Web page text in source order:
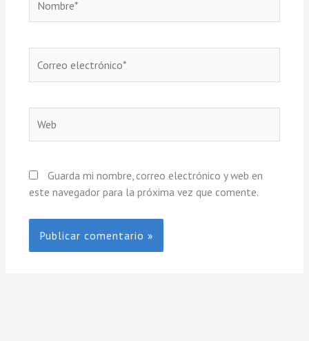
electrónico*
Guarda mi nombre, correo electrónico y web en
este navegador para la próxima vez que comente.